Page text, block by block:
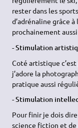
rester dans les
d’adrénaline grâce
prochainement
- Stimulation
Coté artistique c’est
j’adore la
pratique aussi
- Stimulation
Pour finir je dois
science fiction et